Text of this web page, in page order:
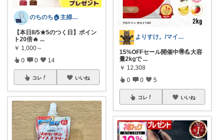
のちのち🏠主婦のお買い物room
【本日8/5★5のつく日】ポイン
ト20倍🔥 ...
￥ 1,000～
0 0 14
コレ いいね
よりすけ。/マイペースにボディメイク✨
15%OFFセール開催中🉐💪大容
量2kgで ...
￥ 12,308
0 0 5
コレ いいね